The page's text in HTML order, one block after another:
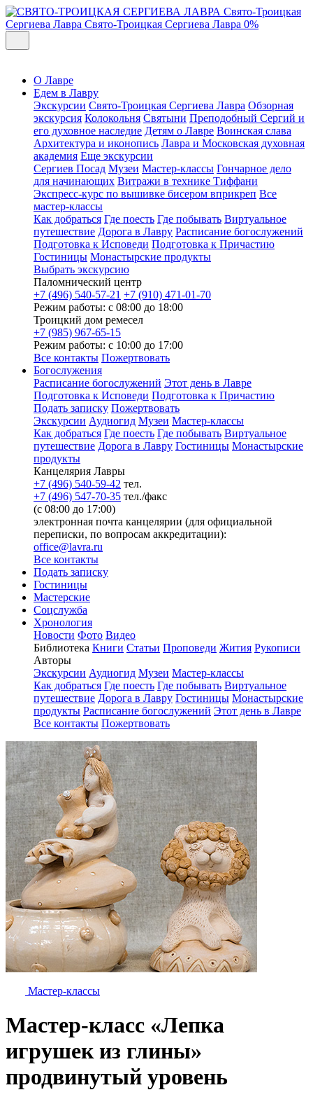
Свято-Троицкая
Сергиева Лавра Свято-Троицкая Сергиева Лавра 0%
О Лавре
Едем в Лавру
Экскурсии Свято-Троицкая Сергиева Лавра Обзорная
экскурсия Колокольня Святыни Преподобный Сергий и
его духовное наследие Детям о Лавре Воинская слава
Архитектура и иконопись Лавра и Московская духовная
академия Еще экскурсии
Сергиев Посад Музеи Мастер-классы Гончарное дело
для начинающих Витражи в технике Тиффани
Экспресс-курс по вышивке бисером вприкреп Все
мастер-классы
Как добраться Где поесть Где побывать Виртуальное
путешествие Дорога в Лавру Расписание богослужений
Подготовка к Исповеди Подготовка к Причастию
Гостиницы Монастырские продукты
Выбрать экскурсию
Паломнический центр
+7 (496) 540-57-21 +7 (910) 471-01-70
Режим работы: с 08:00 до 18:00
Троицкий дом ремесел
+7 (985) 967-65-15
Режим работы: с 10:00 до 17:00
Все контакты Пожертвовать
Богослужения
Расписание богослужений Этот день в Лавре
Подготовка к Исповеди Подготовка к Причастию
Подать записку Пожертвовать
Экскурсии Аудиогид Музеи Мастер-классы
Как добраться Где поесть Где побывать Виртуальное
путешествие Дорога в Лавру Гостиницы Монастырские
продукты
Канцелярия Лавры
+7 (496) 540-59-42 тел.
+7 (496) 547-70-35 тел./факс
(с 08:00 до 17:00)
электронная почта канцелярии (для официальной
переписки, по вопросам аккредитации):
office@lavra.ru
Все контакты
Подать записку
Гостиницы
Мастерские
Соцслужба
Хронология
Новости Фото Видео
Библиотека Книги Статьи Проповеди Жития Рукописи
Авторы
Экскурсии Аудиогид Музеи Мастер-классы
Как добраться Где поесть Где побывать Виртуальное
путешествие Дорога в Лавру Гостиницы Монастырские
продукты Расписание богослужений Этот день в Лавре
Все контакты Пожертвовать
Мастер-классы
Мастер-класс «Лепка
игрушек из глины»
продвинутый уровень